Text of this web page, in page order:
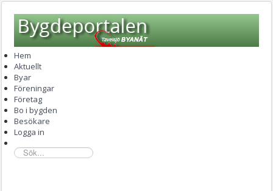
Hem
Aktuellt
Byar
Föreningar
Företag
Bo i bygden
Besökare
Logga in
sök...